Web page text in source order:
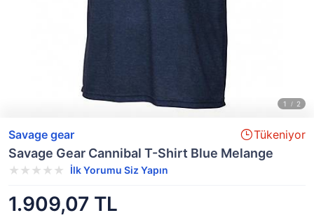
Savage gear Tükeniyor
Savage Gear Cannibal T-Shirt Blue Melange
İlk Yorumu Siz Yapın
1.909,07 TL